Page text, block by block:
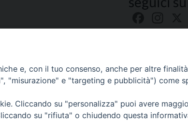
e, con il tuo consenso, anche per altre
"misurazione" e "targeting e pubblicità") come
Cliccando su "personalizza" puoi avere
su "rifiuta" o chiudendo questa